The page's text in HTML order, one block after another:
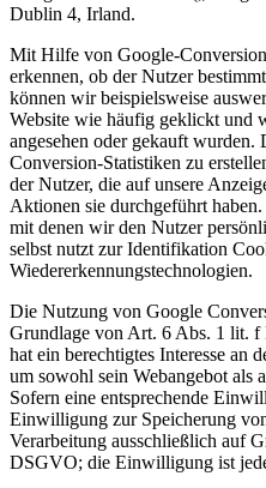
Dublin 4, Irland.
Mit Hilfe von Google-
erkennen, ob der Nutzer
können wir beispielsweise
Website wie häufig geklickt und
angesehen oder gekauft wurden.
Conversion-Statistiken zu
der Nutzer, die auf unsere
Aktionen sie durchgeführt
mit denen wir den Nutzer
selbst nutzt zur Identifikation
Wiedererkennungstechnologien.
Die Nutzung von Google
Grundlage von Art. 6 Abs. 1 lit.
hat ein berechtigtes Interesse an
um sowohl sein Webangebot als
Sofern eine entsprechende
Einwilligung zur Speicherung
Verarbeitung ausschließlich auf
DSGVO; die Einwilligung ist